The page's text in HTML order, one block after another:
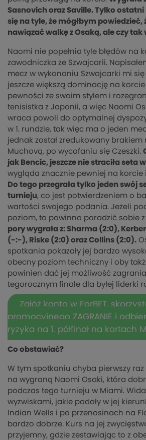
Sasnovich oraz Saville. Tylko
się na tyle, że mógłbym powiedzieć,
nawiązać walkę z Osaką, ale czy tak
Naomi nie popełnia tyle błędów na
zawodniczka ze Szwajcarii.
mecz w wykonaniu Szwajcarki mi się
jeszcze większą dominację na
pewności ze swoim stylem i
tenisistka z Japonii, a więc Naomi
wraca powoli do optymalnej
w 1. rundzie, tak więc ma o jeden
jednak został zredukowany brakiem
Muchovą, po wycofaniu się Czeszki.
jak Bencic, jeszcze nie straciła seta
wygląda znacznie pewniej na korcie
Do tego przegrała tylko jeden swój
turnieju, co jest potwierdzeniem o
wartości swojego podania. Jeżeli
poziom, to powinna poradzić sobie z
pory wygrała z: Sharma (2:0),
(-:-), Riske (2:0) oraz Collins (2:0).
spotkania pokazały jej bardzo
obecny poziom techniczny i oby
powinien dać jej możliwość
tegorocznym finale dla byłej liderki
Załóż konto w ForBET,
promocyjnego ZAGRANIE i
ryzyka na 1. półfinał na kortach
Co obstawiać?
W tym spotkaniu chyba pierwszy
na wygraną Naomi Osaki, która
podczas tego turnieju w Miami.
wyzwiskami, jakie padały w jej
Indian Wells i po przenosinach na
bardzo dobrze. Kurs na jej
przyjemny, gdzie zestawiając to z